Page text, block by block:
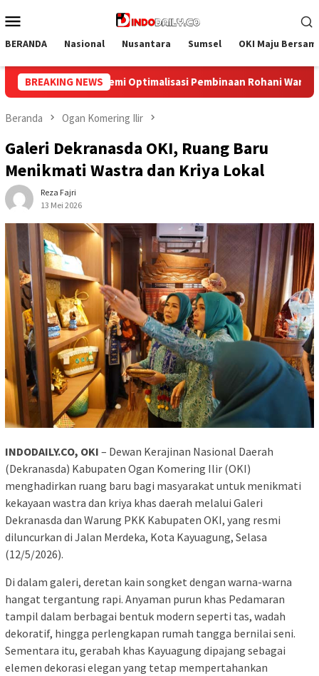
ke
Mobile
BERANDA Nasional Nusantara Sumsel OKI Maju
BREAKING NEWS
Warga Binaan Bangun Kesamaan Persepsi,
Beranda Ogan Komering Ilir
Galeri Dekranasda OKI, Ruang Baru
Menikmati Wastra dan Kriya Lokal
Reza Fajri
13 Mei 2026
INDODAILY.CO, OKI – Dewan Kerajinan Nasional Daerah
(Dekranasda) Kabupaten Ogan Komering Ilir (OKI)
menghadirkan ruang baru bagi masyarakat untuk menikmati
kekayaan wastra dan kriya khas daerah melalui Galeri
Dekranasda dan Warung PKK Kabupaten OKI, yang resmi
diluncurkan di Jalan Merdeka, Kota Kayuagung, Selasa
(12/5/2026).
Di dalam galeri, deretan kain songket dengan warna-warna
hangat tergantung rapi. Anyaman purun khas Pedamaran
tampil dalam berbagai bentuk modern seperti tas, wadah
dekoratif, hingga perlengkapan rumah tangga bernilai seni.
Sementara itu, gerabah khas Kayuagung dipajang sebagai
elemen dekorasi elegan yang tetap mempertahankan